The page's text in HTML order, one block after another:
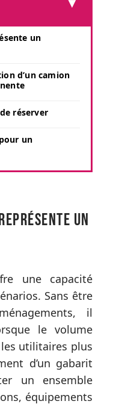
un
d’un camion
réserver
un
un
une capacité
Sans être
il
le volume
utilitaires plus
d’un gabarit
un ensemble
équipements